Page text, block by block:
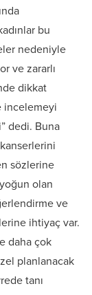
bu
nedeniyle
ve zararlı
dikkat
incelemeyi
dedi. Buna
sözlerine
olan
ve
ihtiyaç var.
daha çok
planlanacak
tanı